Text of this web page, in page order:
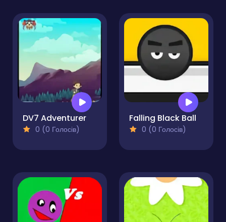
DV7 Adventurer
0 (0 Голосів)
Falling Black Ball
0 (0 Голосів)